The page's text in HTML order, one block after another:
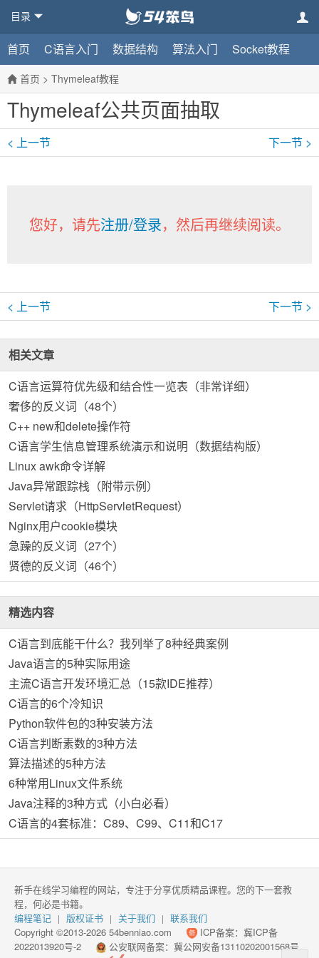
首页 C语言入门 数据结构 算法入门 Socket教程
目录
首页 > Thymeleaf教程
Thymeleaf公共页面抽取
< 上一节 下一节 >
您好，请先注册/登录，然后再继续阅读。
< 上一节 下一节 >
相关文章
C语言运算符优先级和结合性一览表（非常详细）
奢侈的反义词（48个）
C++ new和delete操作符
C语言学生信息管理系统演示和说明（数据结构版）
Linux awk命令详解
Java异常跟踪栈（附带示例）
Servlet请求（HttpServletRequest）
Nginx用户cookie模块
急躁的反义词（27个）
贤德的反义词（46个）
精选内容
C语言到底能干什么？我列举了8种经典案例
Java语言的5种实际用途
主流C语言开发环境汇总（15款IDE推荐）
C语言的6个冷知识
Python软件包的3种安装方法
C语言判断素数的3种方法
算法描述的5种方法
6种常用Linux文件系统
Java注释的3种方式（小白必看）
C语言的4套标准：C89、C99、C11和C17
新手在线学习编程的网站，专注于分享优质精品课程。您的下一套教
程，何必是书籍。
编程笔记 | 版权证书 | 关于我们 | 联系我们
Copyright ©2013-2026 54benniao.com
ICP备案： 冀ICP备
2022013920号-2
公安联网备案：冀公网安备13110202001568号